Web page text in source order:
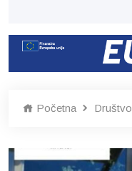
Početna Društvo